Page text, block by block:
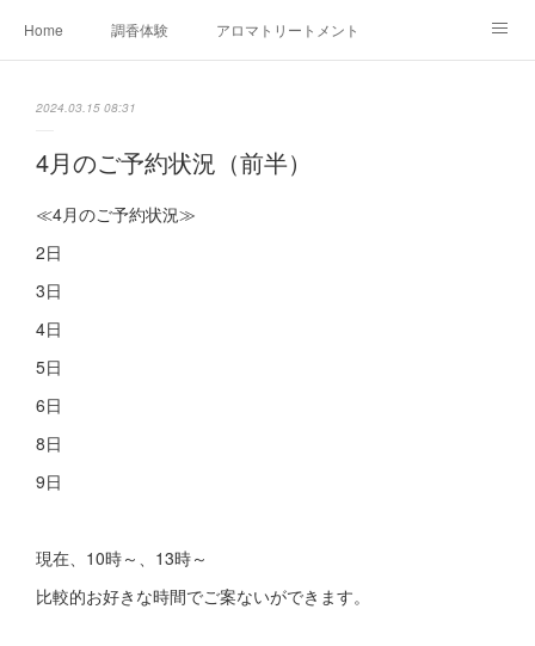
Home 調香体験 アロマトリートメントMenu
Ameblo
2024.03.15 08:31
4月のご予約状況（前半）
≪4月のご予約状況≫
2日
3日
4日
5日
6日
8日
9日
現在、10時～、13時～
比較的お好きな時間でご案ないができます。